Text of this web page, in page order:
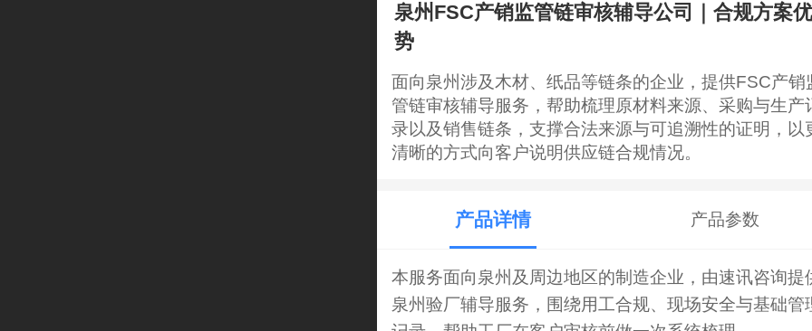
泉州FSC产销监管链审核辅导公司｜合规方案
势
面向泉州涉及木材、纸品等链条的企业，提供FSC产销
管链审核辅导服务，帮助梳理原材料来源、采购与生产
录以及销售链条，支撑合法来源与可追溯性的证明，以
清晰的方式向客户说明供应链合规情况。
产品详情 产品参数
本服务面向泉州及周边地区的制造企业，由速讯咨询提
泉州验厂辅导服务，围绕用工合规、现场安全与基础管